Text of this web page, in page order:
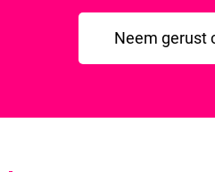
Neem gerust